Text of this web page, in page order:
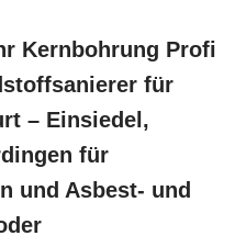
Kernbohrung Profi
für
– Einsiedel,
für
und Asbest- und